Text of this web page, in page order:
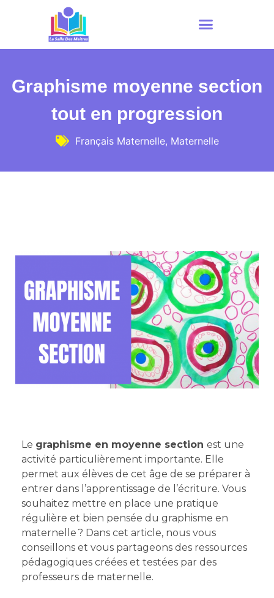
Graphisme moyenne section
tout en progression
Français Maternelle, Maternelle
Le graphisme en moyenne section est une
activité particulièrement importante. Elle
permet aux élèves de cet âge de se préparer à
entrer dans l’apprentissage de l’écriture. Vous
souhaitez mettre en place une pratique
régulière et bien pensée du graphisme en
maternelle ? Dans cet article, nous vous
conseillons et vous partageons des ressources
pédagogiques créées et testées par des
professeurs de maternelle.